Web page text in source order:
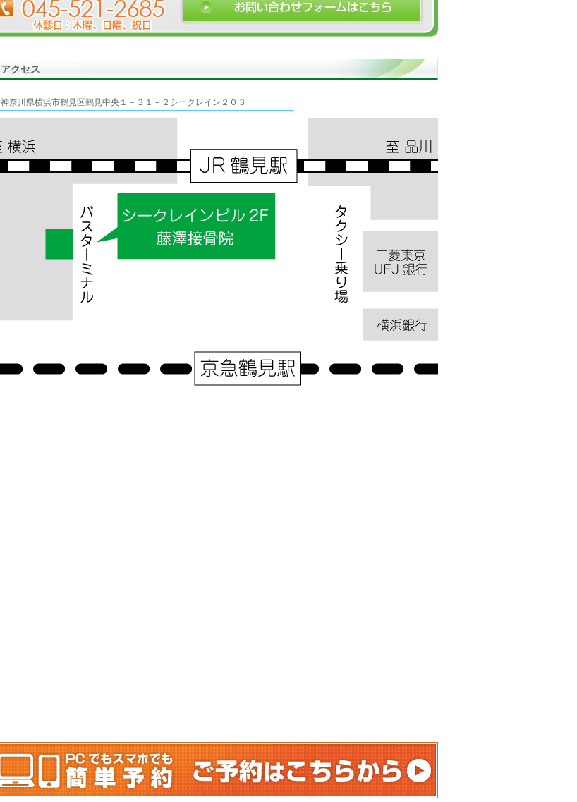
アクセス
神奈川県横浜市鶴見区鶴見中央１－３１－２シークレイン２０３